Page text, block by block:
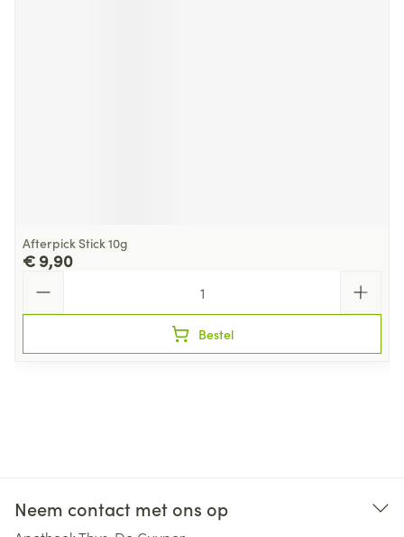
Afterpick Stick 10g
€ 9,90
Bestel
Neem contact met ons op